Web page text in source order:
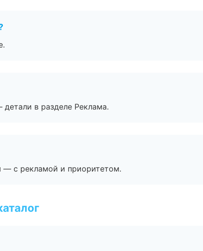
в разделе Реклама.
— с рекламой и приоритетом.